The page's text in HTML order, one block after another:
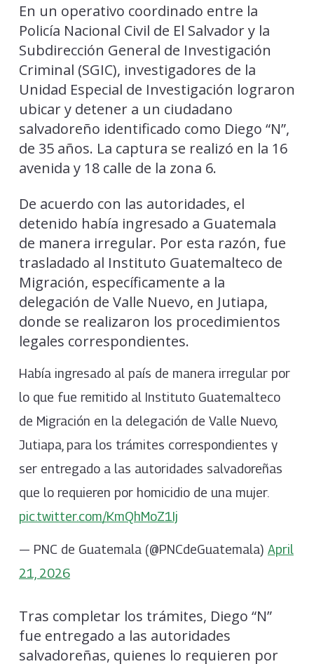
En un operativo coordinado entre la
Policía Nacional Civil de El Salvador y la
Subdirección General de Investigación
Criminal (SGIC), investigadores de la
Unidad Especial de Investigación lograron
ubicar y detener a un ciudadano
salvadoreño identificado como Diego “N”,
de 35 años. La captura se realizó en la 16
avenida y 18 calle de la zona 6.
De acuerdo con las autoridades, el
detenido había ingresado a Guatemala
de manera irregular. Por esta razón, fue
trasladado al Instituto Guatemalteco de
Migración, específicamente a la
delegación de Valle Nuevo, en Jutiapa,
donde se realizaron los procedimientos
legales correspondientes.
Había ingresado al país de manera irregular por
lo que fue remitido al Instituto Guatemalteco
de Migración en la delegación de Valle Nuevo,
Jutiapa, para los trámites correspondientes y
ser entregado a las autoridades salvadoreñas
que lo requieren por homicidio de una mujer.
pic.twitter.com/KmQhMoZ1Ij
— PNC de Guatemala (@PNCdeGuatemala) April
21, 2026
Tras completar los trámites, Diego “N”
fue entregado a las autoridades
salvadoreñas, quienes lo requieren por